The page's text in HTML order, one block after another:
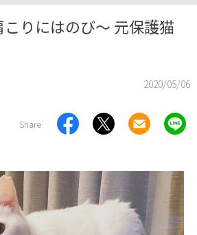
りにはのび～ 元保護猫
2020/05/06
Share